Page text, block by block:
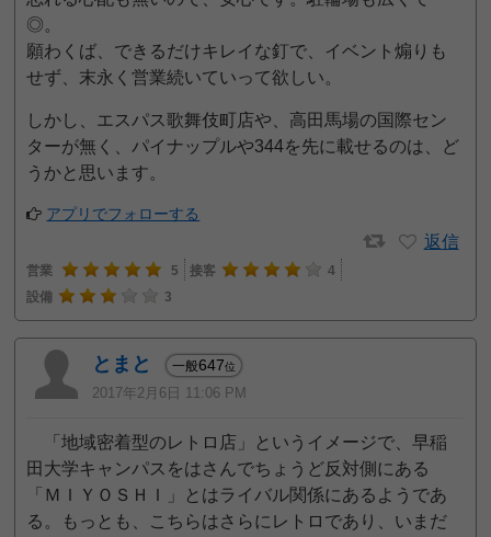
◎。
願わくば、できるだけキレイな釘で、イベント煽りも
せず、末永く営業続いていって欲しい。
しかし、エスパス歌舞伎町店や、高田馬場の国際セン
ターが無く、パイナップルや344を先に載せるのは、ど
うかと思います。
アプリでフォローする
返信
営業 5 接客
4
設備
3
とまと 一般647位
2017年2月6日 11:06 PM
「地域密着型のレトロ店」というイメージで、早稲
田大学キャンパスをはさんでちょうど反対側にある
「ＭＩＹＯＳＨＩ」とはライバル関係にあるようであ
る。もっとも、こちらはさらにレトロであり、いまだ